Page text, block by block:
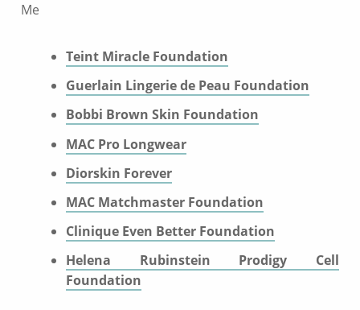
Me
Teint Miracle Foundation
Guerlain Lingerie de Peau Foundation
Bobbi Brown Skin Foundation
MAC Pro Longwear
Diorskin Forever
MAC Matchmaster Foundation
Clinique Even Better Foundation
Helena Rubinstein Prodigy Cell
Foundation